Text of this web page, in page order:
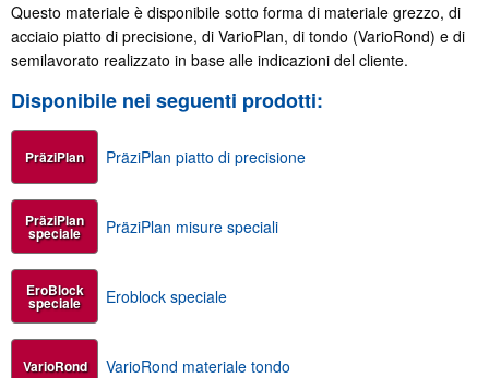
Questo materiale è disponibile sotto forma di materiale grezzo, di
acciaio piatto di precisione, di VarioPlan, di tondo (VarioRond) e di
semilavorato realizzato in base alle indicazioni del cliente.
Disponibile nei seguenti prodotti:
PräziPlan PräziPlan piatto di precisione
PräziPlan
speciale PräziPlan misure speciali
EroBlock
speciale Eroblock speciale
VarioRond VarioRond materiale tondo